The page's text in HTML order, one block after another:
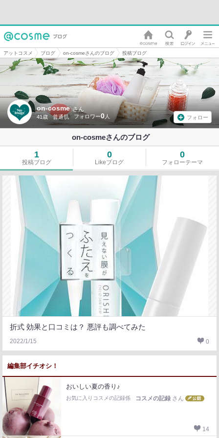
アットコスメ ブログ on-cosmeさんのブログ 投稿ブログ
on-cosme さん
41歳 普通肌 0 フォロー
on-cosmeさんのブログ
1
投稿ブログ
0
Likeブログ
0
フォローテーマ
折式 効果と口コミは？ 悪評も調べてみた
2022/1/15 0
編集部イチオシ！
おいしい夏の香り♪
お気に入りコスメの記録係 コスメの記録 さん
14